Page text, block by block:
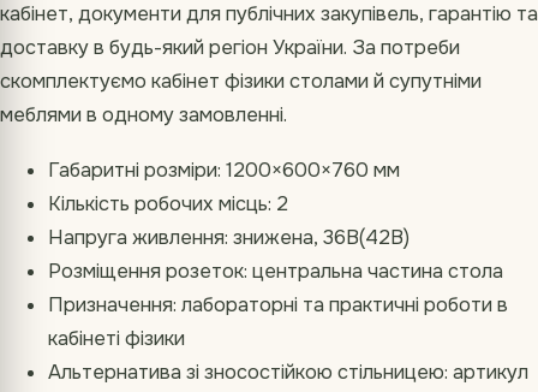
кабінет, документи для публічних закупівель, гарантію та
доставку в будь-який регіон України. За потреби
скомплектуємо кабінет фізики столами й супутніми
меблями в одному замовленні.
Габаритні розміри: 1200×600×760 мм
Кількість робочих місць: 2
Напруга живлення: знижена, 36В(42В)
Розміщення розеток: центральна частина стола
Призначення: лабораторні та практичні роботи в
кабінеті фізики
Альтернатива зі зносостійкою стільницею: артикул